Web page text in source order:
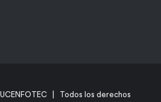
| Todos los derechos